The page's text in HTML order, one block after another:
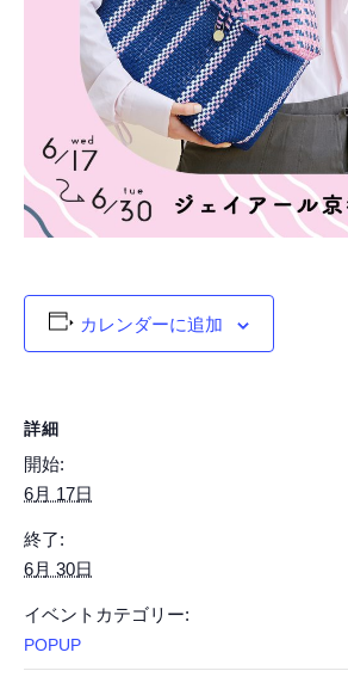
カレンダーに追加
詳細
開始:
6月 17日
終了:
6月 30日
イベントカテゴリー:
POPUP